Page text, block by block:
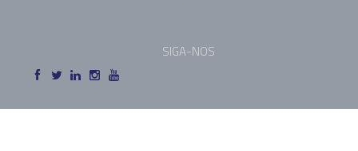
SIGA-NOS